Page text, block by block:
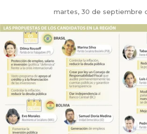
martes, 30 de septiembre